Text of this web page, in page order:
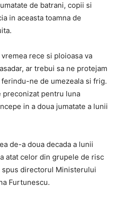
de batrani, copii si
in aceasta toamna de
rece si ploioasa va
ar trebui sa ne protejam
ne de umezeala si frig.
preconizat pentru luna
in a doua jumatate a lunii
de-a doua decada a lunii
atat celor din grupele de risc
spus directorul Ministerului
Furtunescu.